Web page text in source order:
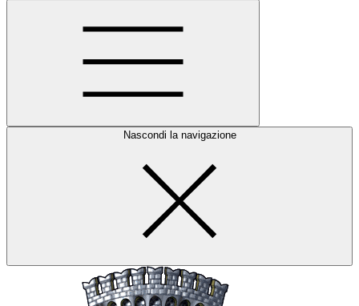
Nascondi la navigazione